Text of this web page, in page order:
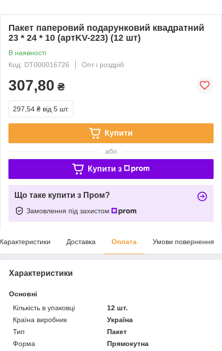
Пакет паперовий подарунковий квадратний
23 * 24 * 10 (артKV-223) (12 шт)
В наявності
Код: DT000016726
Опт і роздріб
307,80 ₴
297,54 ₴ від 5 шт.
Купити
або
Купити з
Що таке купити з Пром?
Замовлення під захистом
Доставка Оплата Умови повернення
Характеристики
Основні
Кількість в упаковці
12 шт.
Країна виробник
Україна
Тип
Пакет
Форма
Прямокутна